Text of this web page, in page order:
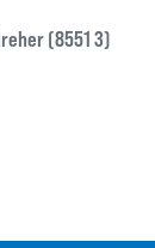
(8551 3)